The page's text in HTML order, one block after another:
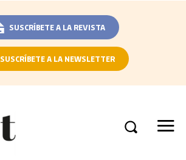
SUSCRÍBETE A LA REVISTA
SUSCRÍBETE A LA NEWSLETTER